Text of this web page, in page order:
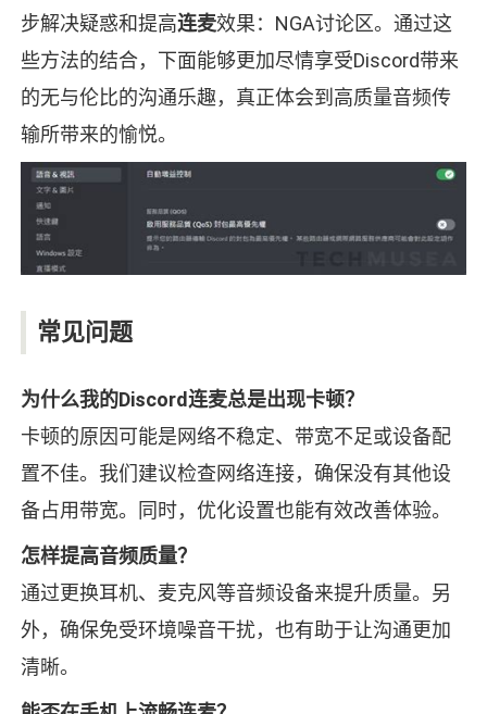
步解决疑惑和提高连麦效果：NGA讨论区。通过这
些方法的结合，下面能够更加尽情享受Discord带来
的无与伦比的沟通乐趣，真正体会到高质量音频传
输所带来的愉悦。
常见问题
为什么我的Discord连麦总是出现卡顿？
卡顿的原因可能是网络不稳定、带宽不足或设备配
置不佳。我们建议检查网络连接，确保没有其他设
备占用带宽。同时，优化设置也能有效改善体验。
怎样提高音频质量？
通过更换耳机、麦克风等音频设备来提升质量。另
外，确保免受环境噪音干扰，也有助于让沟通更加
清晰。